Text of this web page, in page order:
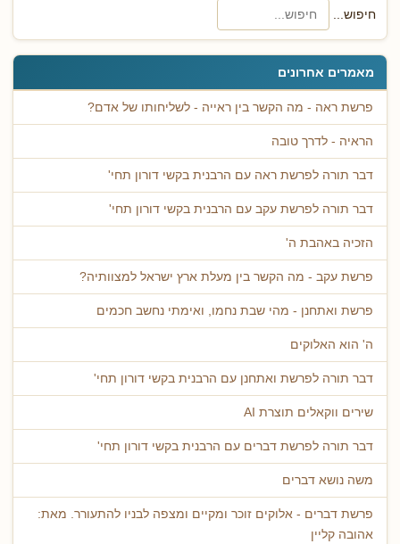
חיפוש...
מאמרים אחרונים
פרשת ראה - מה הקשר בין ראייה - לשליחותו של אדם?
הראיה - לדרך טובה
דבר תורה לפרשת ראה עם הרבנית בקשי דורון תחי'
דבר תורה לפרשת עקב עם הרבנית בקשי דורון תחי'
הזכיה באהבת ה'
פרשת עקב - מה הקשר בין מעלת ארץ ישראל למצוותיה?
פרשת ואתחנן - מהי שבת נחמו, ואימתי נחשב חכמים
ה' הוא האלוקים
דבר תורה לפרשת ואתחנן עם הרבנית בקשי דורון תחי'
שירים ווקאלים תוצרת AI
דבר תורה לפרשת דברים עם הרבנית בקשי דורון תחי'
משה נושא דברים
פרשת דברים - אלוקים זוכר ומקיים ומצפה לבניו להתעורר. מאת:
אהובה קליין